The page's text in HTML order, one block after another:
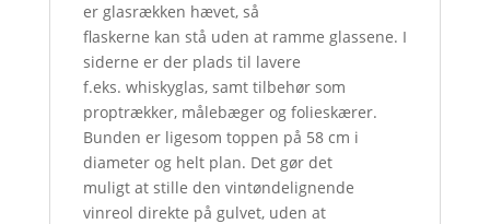
er glasrækken hævet, så
flaskerne kan stå uden at ramme glassene. I
siderne er der plads til lavere
f.eks. whiskyglas, samt tilbehør som
proptrækker, målebæger og folieskærer.
Bunden er ligesom toppen på 58 cm i
diameter og helt plan. Det gør det
muligt at stille den vintøndelignende
vinreol direkte på gulvet, uden at